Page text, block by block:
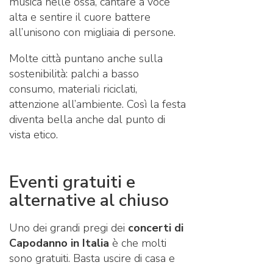
alta e sentire il cuore battere
all’unisono con migliaia di persone.
Molte città puntano anche sulla
sostenibilità: palchi a basso
consumo, materiali riciclati,
attenzione all’ambiente. Così la festa
diventa bella anche dal punto di
vista etico.
Eventi gratuiti e
alternative al chiuso
Uno dei grandi pregi dei concerti di
Capodanno in Italia è che molti
sono gratuiti. Basta uscire di casa e